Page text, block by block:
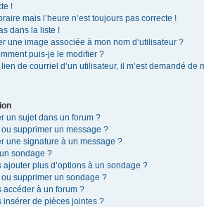
!
mais l’heure n’est toujours pas correcte !
dans la liste !
une image associée à mon nom d’utilisateur ?
puis-je le modifier ?
de courriel d’un utilisateur, il m’est demandé de
un sujet dans un forum ?
supprimer un message ?
une signature à un message ?
sondage ?
plus d’options à un sondage ?
supprimer un sondage ?
à un forum ?
insérer de pièces jointes ?